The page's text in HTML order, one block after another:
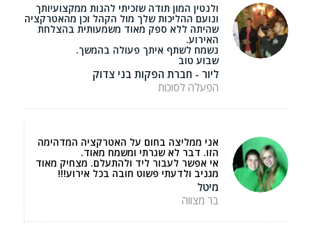
ולנטין המון תודה שזכיתי להנות ממקצועיותך
ונועם ההליכות שלך מול הקהל וכן מהאטרקציה
שהיתה ללא ספק מאוד משמעותית בהצלחת
האירוע.
נשמח לשתף איתך פעולה בהמשך.
שבוע טוב
ליור - חברת הפקות בני צדוק
הפעלה לסוכות
אני ממליצה בחום על האטרקציה המדהימה
הזו. דבר לא שגרתי ומשמח מאוד.
אי אפשר לעבור ליד ולהתעלם. מצחיק מאוד
מגניב ולדעתי פשוט חובה בכל אירוע!!!
מיטל
בר מצווה